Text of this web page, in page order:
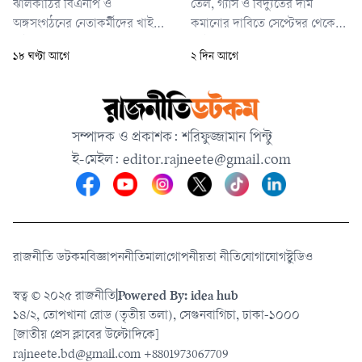
ঝালকাঠির বিএনপি ও
অঙ্গসংগঠনের নেতাকর্মীদের খাই
করছি। ছয় মাসে অনেক খেয়েছেন
পাহারার বিনিময় খেয়েছেন,
আওয়ামীদের পক্ষে ওকলাতি করে
খেয়েছেন, আওয়ামীদের বাড়িঘর
পাহারা দিয়ে খেয়েছেন, ঠিকাদারি
পাহারা দিয়ে খেয়েছেন।
১৮ ঘণ্টা আগে
তেল, গ্যাস ও বিদ্যুতের দাম
কমানোর দাবিতে সেপ্টেম্বর থেকে
বিভাগীয় শহরে ‘লং মার্চ’ কর্মসূচি
নেতৃত্বাধীন ১১ দলীয় ঐক্য। লং মার্চ
কর্মসূচি শেষে আগামী নভেম্বরে
ঢাকায় মহাসমাবেশ করবে জোটটি।
২ দিন আগে
সম্পাদক ও প্রকাশক: শরিফুজ্জামান পিন্টু
ই-মেইল: editor.rajneete@gmail.com
রাজনীতি ডটকমবিজ্ঞাপননীতিমালাগোপনীয়তা নীতিযোগাযোগস্টুডিও
স্বত্ব © ২০২৫ রাজনীতিPowered By: idea hub
১৪/২, তোপখানা রোড (তৃতীয় তলা), সেগুনবাগিচা, ঢাকা-১০০০
[জাতীয় প্রেস ক্লাবের উল্টোদিকে]
rajneete.bd@gmail.com +8801973067709